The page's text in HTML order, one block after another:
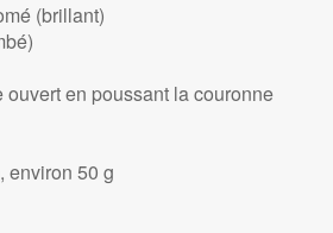
(brillant)
ouvert en poussant la couronne
environ 50 g